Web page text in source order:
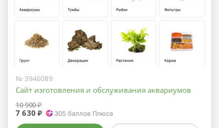
№ 3946089
Сайт изготовления и обслуживания аквариумов
10 900 ₽
7 630 ₽ 305 баллов Плюса